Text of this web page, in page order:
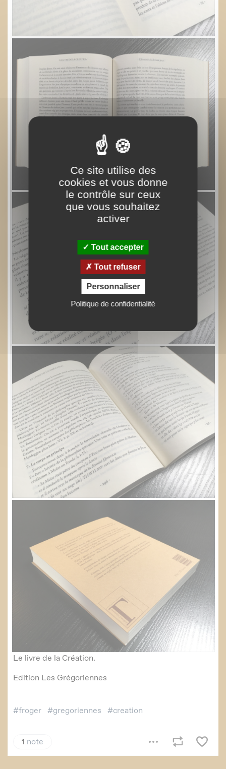
Ce site utilise des
cookies et vous donne
le contrôle sur ceux
que vous souhaitez
activer
Tout accepter
Tout refuser
Personnaliser
Politique de confidentialité